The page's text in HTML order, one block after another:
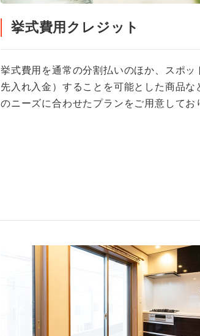
挙式費用クレジット
挙式費用を通常の分割払いのほか、スポッ
先入れ入金）することを可能とした商品な
のニーズに合わせたプランをご用意してお